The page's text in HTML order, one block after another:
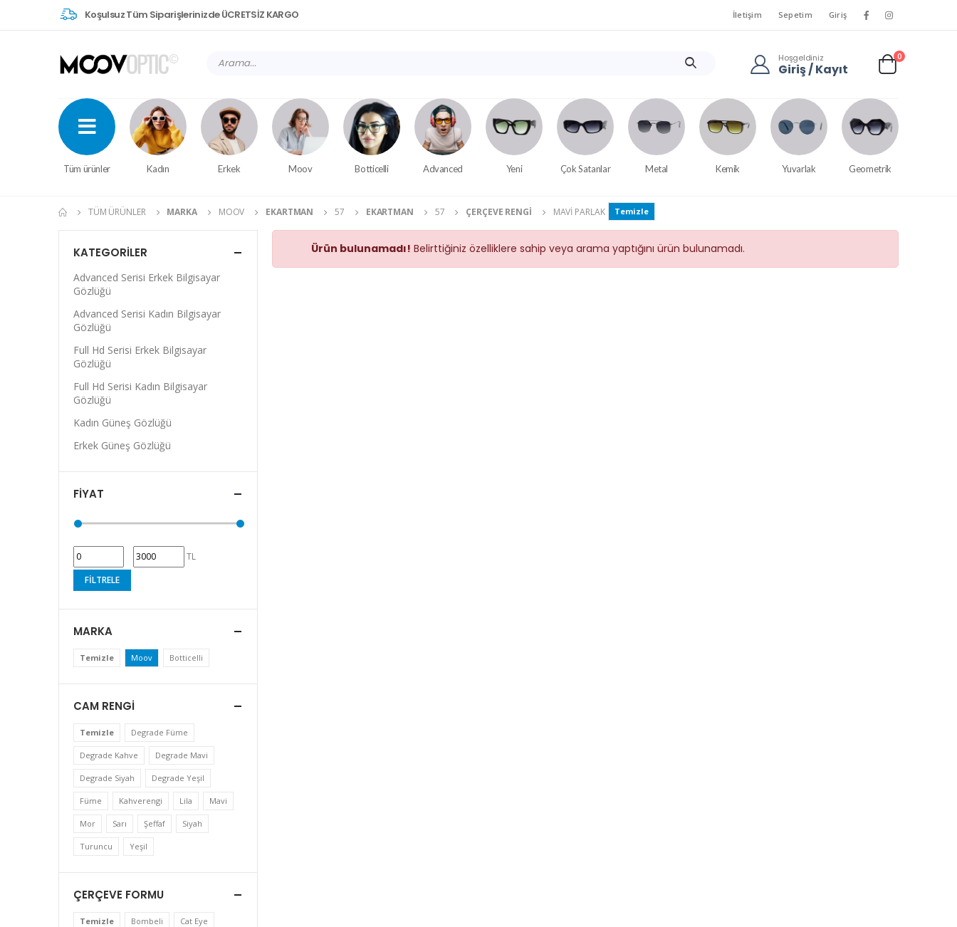
Koşulsuz Tüm Siparişlerinizde ÜCRETSİZ KARGO İletişim Sepetim Giriş
Hoşgeldiniz
Giriş / Kayıt
0
Tüm ürünler Kadın Erkek Moov Botticelli Advanced Yeni Çok Satanlar Metal Kemik Yuvarlak Geometrik
TÜM ÜRÜNLER MARKA MOOV EKARTMAN 57 EKARTMAN 57 ÇERÇEVE RENGI MAVI PARLAK Temizle
Ürün bulunamadı! Belirttiğiniz özelliklere sahip veya arama yaptığını ürün bulunamadı.
KATEGORILER
Advanced Serisi Erkek Bilgisayar
Gözlüğü
Advanced Serisi Kadın Bilgisayar
Gözlüğü
Full Hd Serisi Erkek Bilgisayar
Gözlüğü
Full Hd Serisi Kadın Bilgisayar
Gözlüğü
Kadın Güneş Gözlüğü
Erkek Güneş Gözlüğü
FIYAT
TL
FILTRELE
MARKA
Temizle Moov Botticelli
CAM RENGI
Temizle Degrade Füme
Degrade Kahve Degrade Mavi
Degrade Siyah Degrade Yeşil
Füme Kahverengi Lila Mavi
Mor Sarı Şeffaf Siyah
Turuncu Yeşil
ÇERÇEVE FORMU
Temizle Bombeli Cat Eye